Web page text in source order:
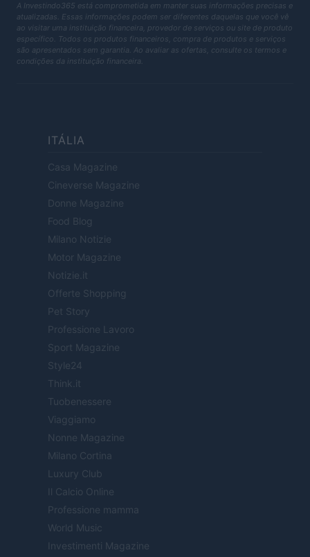
A Investindo365 está comprometida em manter suas informações precisas e
atualizadas. Essas informações podem ser diferentes daquelas que você vê
ao visitar uma instituição financeira, provedor de serviços ou site de produto
específico. Todos os produtos financeiros, compra de produtos e serviços
são apresentados sem garantia. Ao avaliar as ofertas, consulte os termos e
condições da instituição financeira.
ITÁLIA
Casa Magazine
Cineverse Magazine
Donne Magazine
Food Blog
Milano Notizie
Motor Magazine
Notizie.it
Offerte Shopping
Pet Story
Professione Lavoro
Sport Magazine
Style24
Think.it
Tuobenessere
Viaggiamo
Nonne Magazine
Milano Cortina
Luxury Club
Il Calcio Online
Professione mamma
World Music
Investimenti Magazine